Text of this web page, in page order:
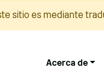
sitio es mediante
Acerca de